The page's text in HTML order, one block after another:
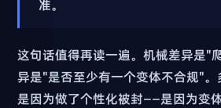
准。
这句话值得再读一遍。机械差异是"
异是"是否至少有一个变体不合规"
是因为做了个性化被封——是因为变